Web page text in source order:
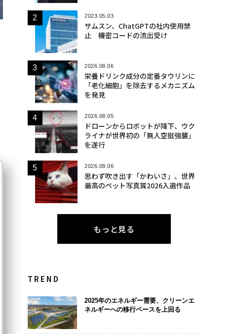
2023.05.03
サムスン、ChatGPTの社内使用禁
止 機密コードの流出受け
2026.08.06
栄養ドリンク成分の定番タウリンに
「老化細胞」を除去するメカニズム
を発見
2026.08.05
ドローンからロボットが降下、ウク
ライナが世界初の「無人空挺強襲」
を遂行
2026.08.06
思わず吹き出す「かわいさ」、世界
最高のペット写真賞2026入選作品
もっと見る
TREND
2025年のエネルギー需要、クリーンエ
ネルギーへの移行ペースを上回る